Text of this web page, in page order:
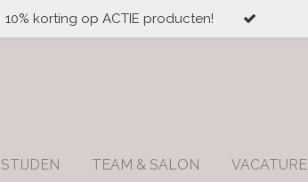
10% korting op ACTIE producten!
TEAM & SALON VACATURE